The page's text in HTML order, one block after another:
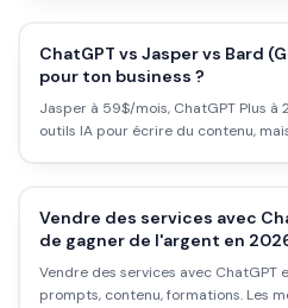
ChatGPT vs Jasper vs Bard
pour ton business ?
Jasper à 59$/mois, ChatGPT Plus
outils IA pour écrire du contenu,
Vendre des services avec
de gagner de l'argent en
Vendre des services avec ChatGPT
prompts, contenu, formations. Les